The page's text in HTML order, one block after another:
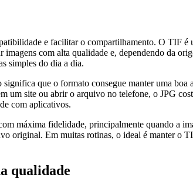
e facilitar o compartilhamento. O TIF
com alta qualidade e, dependendo da
simples do dia a dia.
que o formato consegue manter uma boa
site ou abrir o arquivo no telefone, o JPG
com aplicativos.
máxima fidelidade, principalmente quando a
original. Em muitas rotinas, o ideal é manter o
qualidade